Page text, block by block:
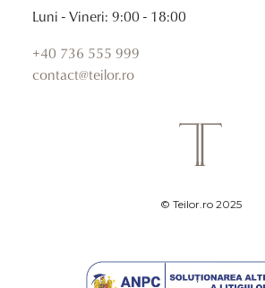
Luni - Vineri: 9:00 - 18:00
+40 736 555 999
contact@teilor.ro
© Teilor.ro 2025